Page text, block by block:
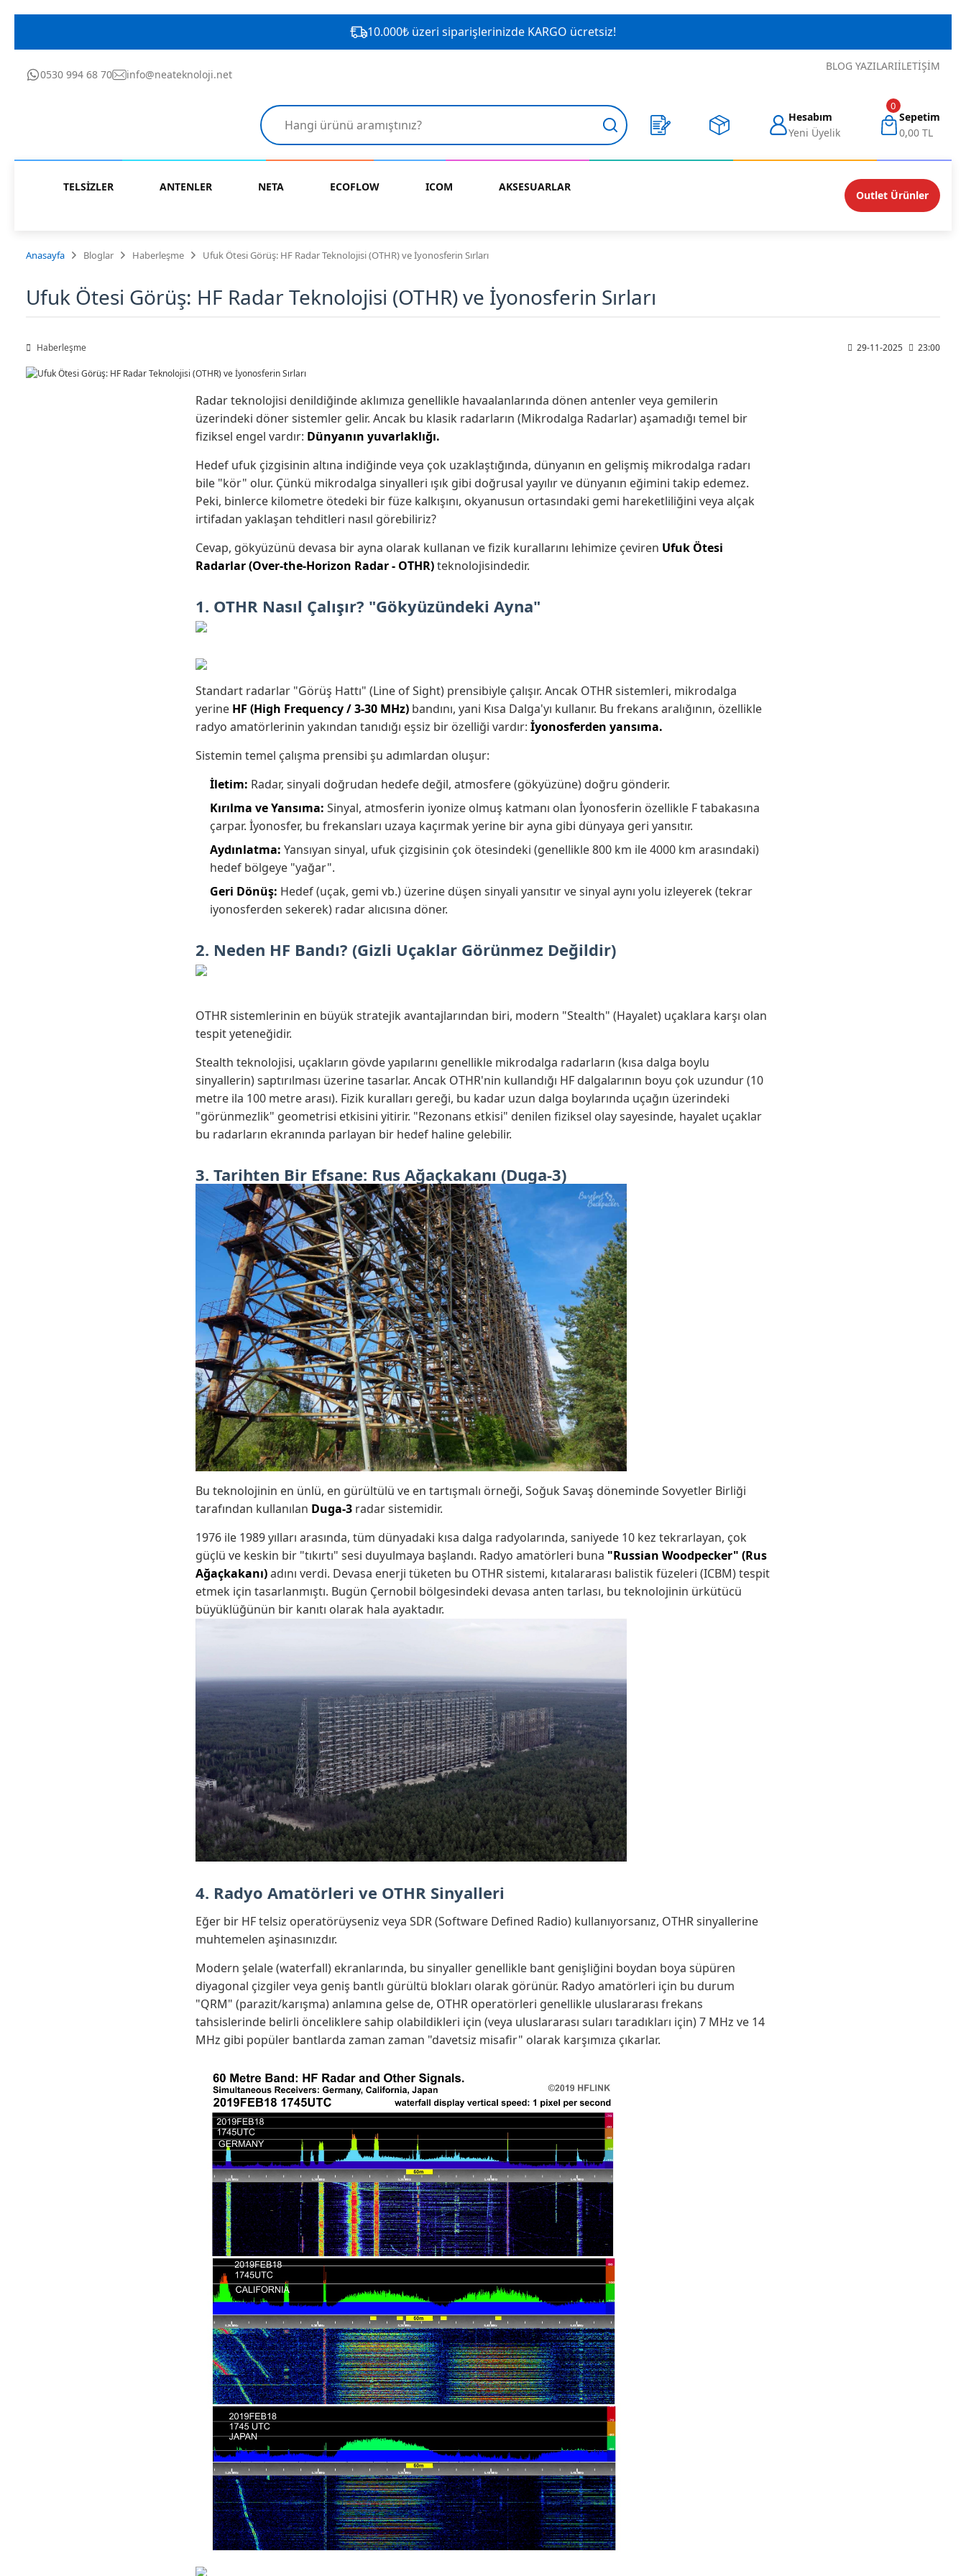
10.000₺ üzeri siparişlerinizde KARGO ücretsiz!
0530 994 68 70 info@neateknoloji.net
BLOG YAZILARIİLETIŞIM
Hesabım
Yeni Üyelik
Sepetim
0,00 TL
0
TELSİZLER ANTENLER NETA ECOFLOW ICOM AKSESUARLAR
Outlet Ürünler
Anasayfa Bloglar Haberleşme Ufuk Ötesi Görüş: HF Radar Teknolojisi (OTHR) ve İyonosferin Sırları
Ufuk Ötesi Görüş: HF Radar Teknolojisi (OTHR) ve İyonosferin Sırları
Haberleşme 29-11-2025 23:00
Radar teknolojisi denildiğinde aklımıza genellikle havaalanlarında dönen antenler veya gemilerin
üzerindeki döner sistemler gelir. Ancak bu klasik radarların (Mikrodalga Radarlar) aşamadığı temel bir
fiziksel engel vardır: Dünyanın yuvarlaklığı.
Hedef ufuk çizgisinin altına indiğinde veya çok uzaklaştığında, dünyanın en gelişmiş mikrodalga radarı
bile "kör" olur. Çünkü mikrodalga sinyalleri ışık gibi doğrusal yayılır ve dünyanın eğimini takip edemez.
Peki, binlerce kilometre ötedeki bir füze kalkışını, okyanusun ortasındaki gemi hareketliliğini veya alçak
irtifadan yaklaşan tehditleri nasıl görebiliriz?
Cevap, gökyüzünü devasa bir ayna olarak kullanan ve fizik kurallarını lehimize çeviren Ufuk Ötesi
Radarlar (Over-the-Horizon Radar - OTHR)teknolojisindedir.
1. OTHR Nasıl Çalışır? "Gökyüzündeki Ayna"
Standart radarlar "Görüş Hattı" (Line of Sight) prensibiyle çalışır. Ancak OTHR sistemleri, mikrodalga
yerine HF (High Frequency / 3-30 MHz) bandını, yani Kısa Dalga'yı kullanır. Bu frekans aralığının, özellikle
radyo amatörlerinin yakından tanıdığı eşsiz bir özelliği vardır: İyonosferden yansıma.
Sistemin temel çalışma prensibi şu adımlardan oluşur:
İletim: Radar, sinyali doğrudan hedefe değil, atmosfere (gökyüzüne) doğru gönderir.
Kırılma ve Yansıma: Sinyal, atmosferin iyonize olmuş katmanı olan İyonosferin özellikle F tabakasına
çarpar. İyonosfer, bu frekansları uzaya kaçırmak yerine bir ayna gibi dünyaya geri yansıtır.
Aydınlatma: Yansıyan sinyal, ufuk çizgisinin çok ötesindeki (genellikle 800 km ile 4000 km arasındaki)
hedef bölgeye "yağar".
Geri Dönüş: Hedef (uçak, gemi vb.) üzerine düşen sinyali yansıtır ve sinyal aynı yolu izleyerek (tekrar
iyonosferden sekerek) radar alıcısına döner.
2. Neden HF Bandı? (Gizli Uçaklar Görünmez Değildir)
OTHR sistemlerinin en büyük stratejik avantajlarından biri, modern "Stealth" (Hayalet) uçaklara karşı olan
tespit yeteneğidir.
Stealth teknolojisi, uçakların gövde yapılarını genellikle mikrodalga radarların (kısa dalga boylu
sinyallerin) saptırılması üzerine tasarlar. Ancak OTHR'nin kullandığı HF dalgalarının boyu çok uzundur (10
metre ila 100 metre arası). Fizik kuralları gereği, bu kadar uzun dalga boylarında uçağın üzerindeki
"görünmezlik" geometrisi etkisini yitirir. "Rezonans etkisi" denilen fiziksel olay sayesinde, hayalet uçaklar
bu radarların ekranında parlayan bir hedef haline gelebilir.
3. Tarihten Bir Efsane: Rus Ağaçkakanı (Duga-3)
Bu teknolojinin en ünlü, en gürültülü ve en tartışmalı örneği, Soğuk Savaş döneminde Sovyetler Birliği
tarafından kullanılan Duga-3 radar sistemidir.
1976 ile 1989 yılları arasında, tüm dünyadaki kısa dalga radyolarında, saniyede 10 kez tekrarlayan, çok
güçlü ve keskin bir "tıkırtı" sesi duyulmaya başlandı. Radyo amatörleri buna "Russian Woodpecker" (Rus
Ağaçkakanı)adını verdi. Devasa enerji tüketen bu OTHR sistemi, kıtalararası balistik füzeleri (ICBM) tespit
etmek için tasarlanmıştı. Bugün Çernobil bölgesindeki devasa anten tarlası, bu teknolojinin ürkütücü
büyüklüğünün bir kanıtı olarak hala ayaktadır.
4. Radyo Amatörleri ve OTHR Sinyalleri
Eğer bir HF telsiz operatörüyseniz veya SDR (Software Defined Radio) kullanıyorsanız, OTHR sinyallerine
muhtemelen aşinasınızdır.
Modern şelale (waterfall) ekranlarında, bu sinyaller genellikle bant genişliğini boydan boya süpüren
diyagonal çizgiler veya geniş bantlı gürültü blokları olarak görünür. Radyo amatörleri için bu durum
"QRM" (parazit/karışma) anlamına gelse de, OTHR operatörleri genellikle uluslararası frekans
tahsislerinde belirli önceliklere sahip olabildikleri için (veya uluslararası suları taradıkları için) 7 MHz ve 14
MHz gibi popüler bantlarda zaman zaman "davetsiz misafir" olarak karşımıza çıkarlar.